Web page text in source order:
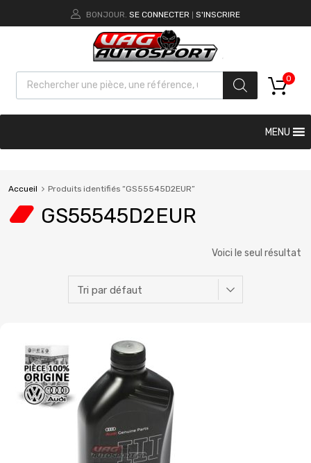
BONJOUR. SE CONNECTER S'INSCRIRE
0
MENU
Accueil Produits identifiés “GS55545D2EUR”
GS55545D2EUR
Voici le seul résultat